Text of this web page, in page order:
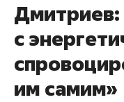
Дмитриев:
с
им самим»